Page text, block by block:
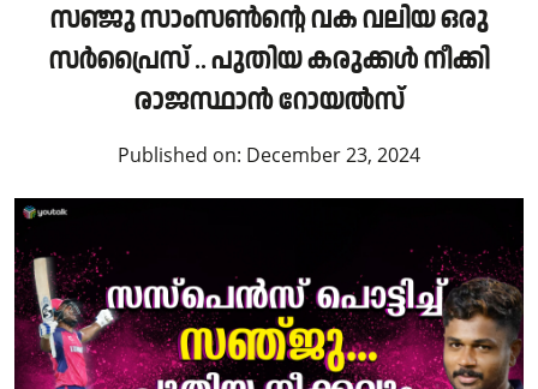
സഞ്ജു സാംസൺന്റെ വക വലിയ ഒരു
സർപ്രൈസ് .. പുതിയ കരുക്കൾ നീക്കി
രാജസ്ഥാൻ റോയൽസ്
Published on: December 23, 2024